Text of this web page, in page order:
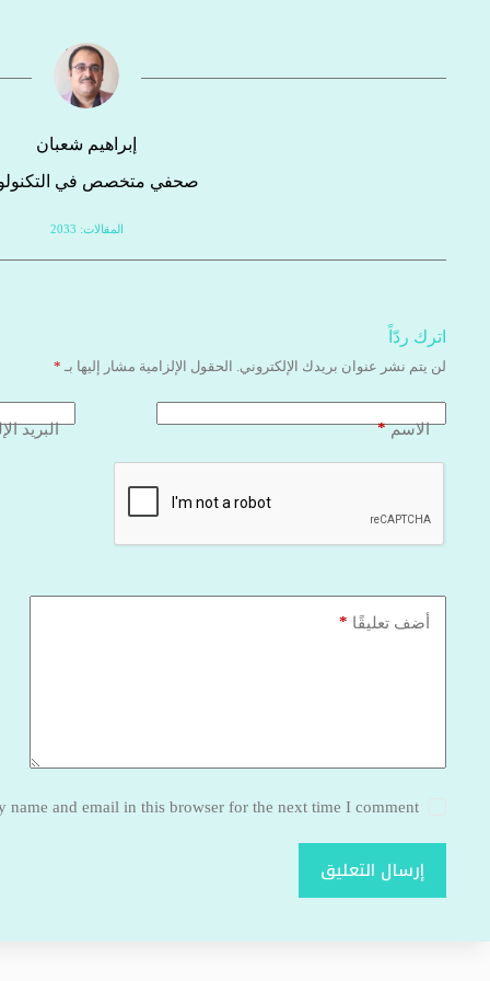
إبراهيم شعبان
صحفي متخصص في
المقالات: 2033
اترك ردّاً
لن يتم نشر عنوان بريدك الإلكتروني. الحقول الإلزامية مشار إليها بـ *
الاسم* البريد
أضف تعليقًا *
name and email in this browser for the next time I comment.
إرسال التعليق